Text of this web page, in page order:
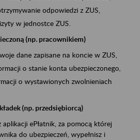
odpowiedzi z ZUS,
w jednostce ZUS.
(np. pracownikiem)
dane zapisane na koncie w ZUS,
o stanie konta ubezpieczonego,
o wystawionych zwolnieniach
(np. przedsiębiorcą)
aplikacji ePłatnik, za pomocą której
do ubezpieczeń, wypełnisz i